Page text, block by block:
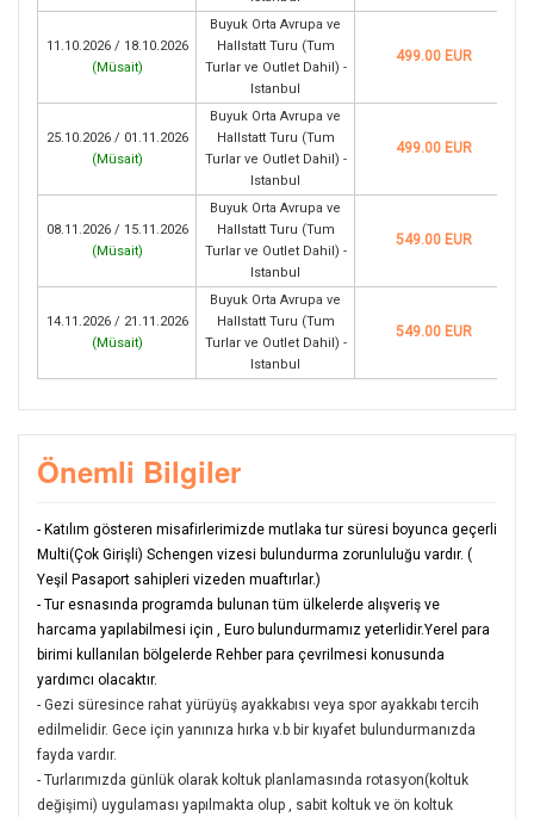
11.10.2026 / 18.10.2026
(Müsait)
Buyuk Orta Avrupa ve
Hallstatt Turu (Tum
Turlar ve Outlet Dahil) -
Istanbul
499.00 EUR
25.10.2026 / 01.11.2026
(Müsait)
Buyuk Orta Avrupa ve
Hallstatt Turu (Tum
Turlar ve Outlet Dahil) -
Istanbul
499.00 EUR
08.11.2026 / 15.11.2026
(Müsait)
Buyuk Orta Avrupa ve
Hallstatt Turu (Tum
Turlar ve Outlet Dahil) -
Istanbul
549.00 EUR
14.11.2026 / 21.11.2026
(Müsait)
Buyuk Orta Avrupa ve
Hallstatt Turu (Tum
Turlar ve Outlet Dahil) -
Istanbul
549.00 EUR
Önemli Bilgiler
- Katılım gösteren misafirlerimizde mutlaka tur süresi boyunca geçerli
Multi(Çok Girişli) Schengen vizesi bulundurma zorunluluğu vardır. (
Yeşil Pasaport sahipleri vizeden muaftırlar.)
- Tur esnasında programda bulunan tüm ülkelerde alışveriş ve
harcama yapılabilmesi için , Euro bulundurmamız yeterlidir.Yerel para
birimi kullanılan bölgelerde Rehber para çevrilmesi konusunda
yardımcı olacaktır.
- Gezi süresince rahat yürüyüş ayakkabısı veya spor ayakkabı tercih
edilmelidir. Gece için yanınıza hırka v.b bir kıyafet bulundurmanızda
fayda vardır.
- Turlarımızda günlük olarak koltuk planlamasında rotasyon(koltuk
değişimi) uygulaması yapılmakta olup , sabit koltuk ve ön koltuk